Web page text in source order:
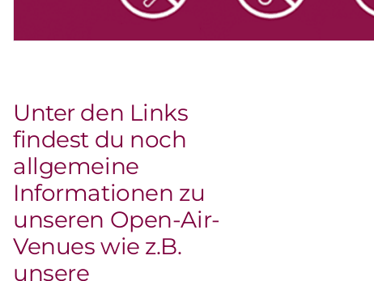
Unter den Links
findest du noch
allgemeine
Informationen zu
unseren Open-Air-
Venues wie z.B.
unsere